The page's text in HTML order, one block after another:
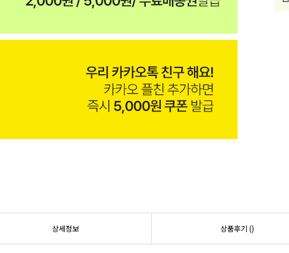
상세정보 상품후기 ()